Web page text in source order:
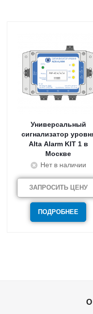
Универсальный
сигнализатор
Alta Alarm KIT 1 в
Москве
Нет в наличии
ЗАПРОСИТЬ ЦЕНУ
ПОДРОБНЕЕ
О